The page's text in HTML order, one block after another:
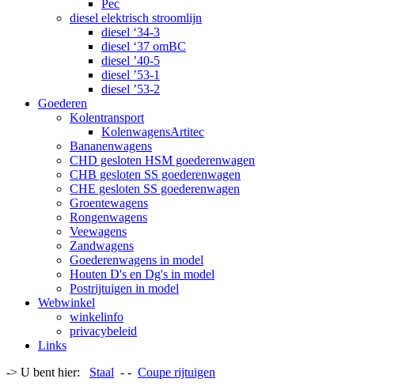
Pec
diesel elektrisch stroomlijn
diesel ‘34-3
diesel ‘37 omBC
diesel ’40-5
diesel ’53-1
diesel ’53-2
Goederen
Kolentransport
KolenwagensArtitec
Bananenwagens
CHD gesloten HSM goederenwagen
CHB gesloten SS goederenwagen
CHE gesloten SS goederenwagen
Groentewagens
Rongenwagens
Veewagens
Zandwagens
Goederenwagens in model
Houten D's en Dg's in model
Postrijtuigen in model
Webwinkel
winkelinfo
privacybeleid
Links
-> U bent hier: Staal - - Coupe rijtuigen